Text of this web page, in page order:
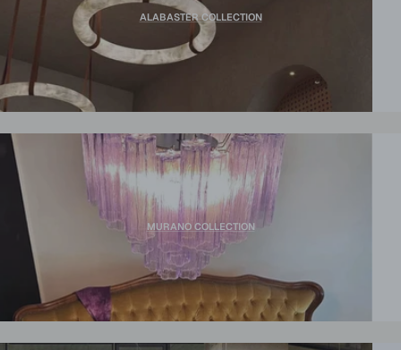
ALABASTER COLLECTION
MURANO COLLECTION